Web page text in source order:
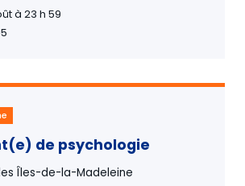
à 23 h 59
de psychologie
Îles-de-la-Madeleine